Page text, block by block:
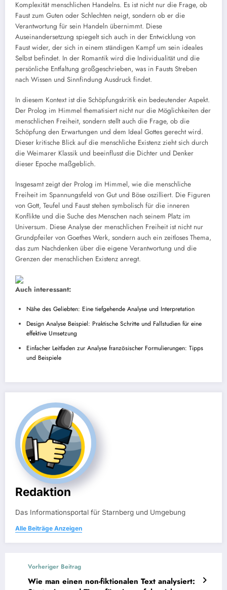
Komplexität menschlichen Handelns. Es ist nicht nur die Frage, ob
Faust zum Guten oder Schlechten neigt, sondern ob er die
Verantwortung für sein Handeln übernimmt. Diese
Auseinandersetzung spiegelt sich auch in der Entwicklung von
Faust wider, der sich in einem ständigen Kampf um sein ideales
Selbst befindet. In der Romantik wird die Individualität und die
persönliche Entfaltung großgeschrieben, was in Fausts Streben
nach Wissen und Sinnfindung Ausdruck findet.
In diesem Kontext ist die Schöpfungskritik ein bedeutender Aspekt.
Der Prolog im Himmel thematisiert nicht nur die Möglichkeiten der
menschlichen Freiheit, sondern stellt auch die Frage, ob die
Schöpfung den Erwartungen und dem Ideal Gottes gerecht wird.
Dieser kritische Blick auf die menschliche Existenz zieht sich durch
die Weimarer Klassik und beeinflusst die Dichter und Denker
dieser Epoche maßgeblich.
Insgesamt zeigt der Prolog im Himmel, wie die menschliche
Freiheit im Spannungsfeld von Gut und Böse oszilliert. Die Figuren
von Gott, Teufel und Faust stehen symbolisch für die inneren
Konflikte und die Suche des Menschen nach seinem Platz im
Universum. Diese Analyse der menschlichen Freiheit ist nicht nur
Grundpfeiler von Goethes Werk, sondern auch ein zeitloses Thema,
das zum Nachdenken über die eigene Verantwortung und die
Grenzen der menschlichen Existenz anregt.
Auch interessant:
Nähe des Geliebten: Eine tiefgehende Analyse und Interpretation
Design Analyse Beispiel: Praktische Schritte und Fallstudien für eine
effektive Umsetzung
Einfacher Leitfaden zur Analyse französischer Formulierungen: Tipps
und Beispiele
Redaktion
Das Informationsportal für Starnberg und Umgebung
Alle Beiträge Anzeigen
Vorheriger Beitrag
Wie man einen non-fiktionalen Text analysiert: